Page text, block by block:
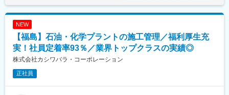
◇社内設計やデザイングループとの打ち合わせ
◇契約
◇引き渡し・アフターフォロー
月、7月）賃金はあくまでも目安の金額であり、選考を通じて上下
する可能性があります。月給(月額)は固定手当を含めた表記です。
NEW
【福島】石油・化学プラントの施工管理／福利厚生充
実！社員定着率93％／業界トップクラスの実績◎
株式会社カシワバラ・コーポレーション
正社員